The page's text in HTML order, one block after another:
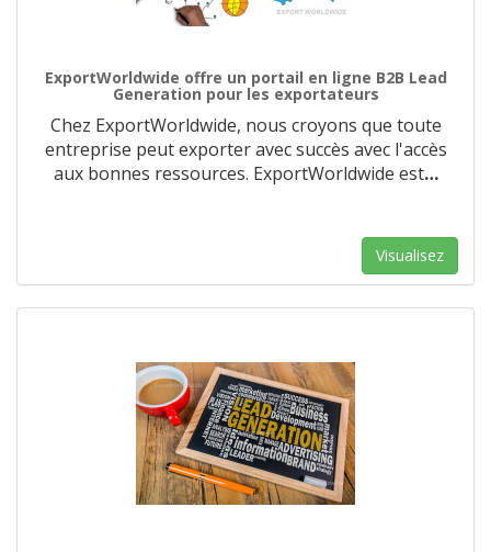
ExportWorldwide offre un portail en ligne B2B Lead
Generation pour les exportateurs
Chez ExportWorldwide, nous croyons que toute
entreprise peut exporter avec succès avec l'accès
aux bonnes ressources. ExportWorldwide est…
Visualisez